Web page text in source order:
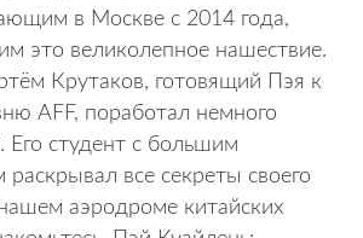
в Москве с 2014 года,
это великолепное нашествие.
Крутаков, готовящий Пэя к
AFF, поработал немного
Его студент с большим
раскрывал все секреты своего
аэродроме китайских